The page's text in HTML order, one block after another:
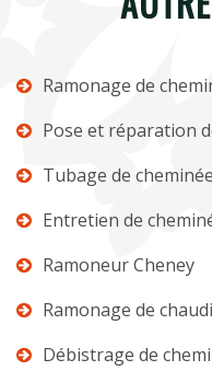
Ramonage de
Pose et réparation
Tubage de
Entretien de
Ramoneur Cheney
Ramonage de
Débistrage de